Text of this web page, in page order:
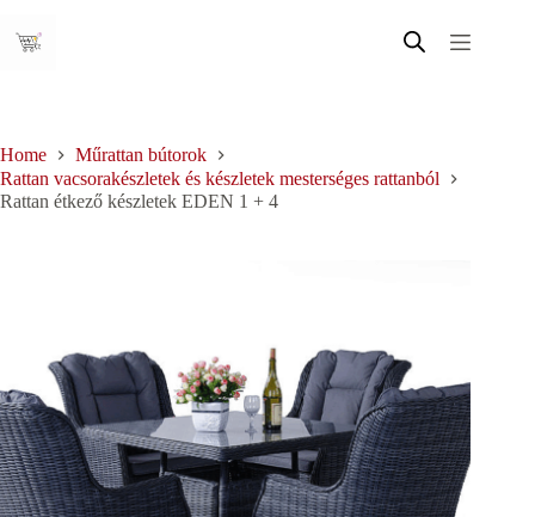
content
Home
Műrattan bútorok
Rattan vacsorakészletek és készletek mesterséges rattanból
Rattan étkező készletek EDEN 1 + 4